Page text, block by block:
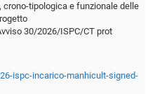
tipologica e funzionale delle
30/2026/ISPC/CT prot
ispc-incarico-manhicult-signed-